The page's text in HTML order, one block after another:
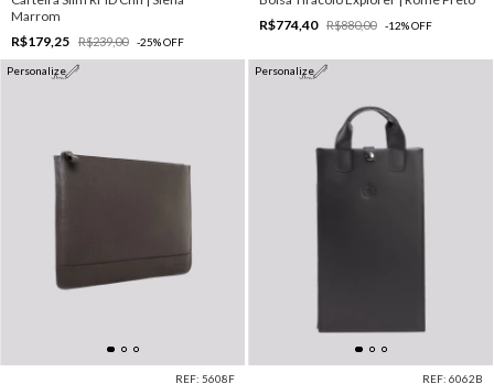
Marrom
R$179,25
R$239,00 -25%OFF
R$774,40
R$880,00 -12%OFF
Personalize
REF: 5608F
Personalize
REF: 6062B